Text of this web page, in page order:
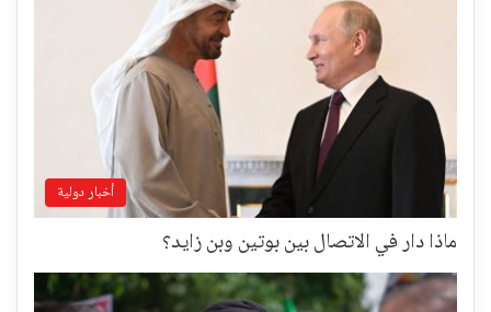
أخبار دولية
ماذا دار في الاتصال بين بوتين وبن زايد؟